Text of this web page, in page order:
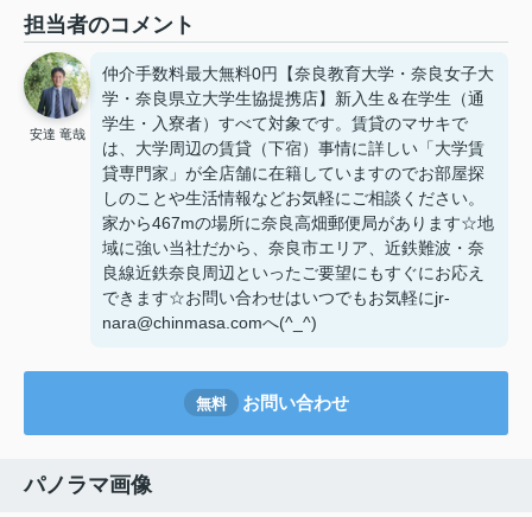
担当者のコメント
安達 竜哉
仲介手数料最大無料0円【奈良教育大学・奈良女子大
学・奈良県立大学生協提携店】新入生＆在学生（通
学生・入寮者）すべて対象です。賃貸のマサキで
は、大学周辺の賃貸（下宿）事情に詳しい「大学賃
貸専門家」が全店舗に在籍していますのでお部屋探
しのことや生活情報などお気軽にご相談ください。
家から467mの場所に奈良高畑郵便局があります☆地
域に強い当社だから、奈良市エリア、近鉄難波・奈
良線近鉄奈良周辺といったご要望にもすぐにお応え
できます☆お問い合わせはいつでもお気軽にjr-
nara@chinmasa.comへ(^_^)
無料 お問い合わせ
パノラマ画像